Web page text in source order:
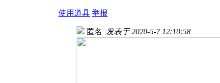
使用道具 举报
匿名 发表于 2020-5-7 12:10:58